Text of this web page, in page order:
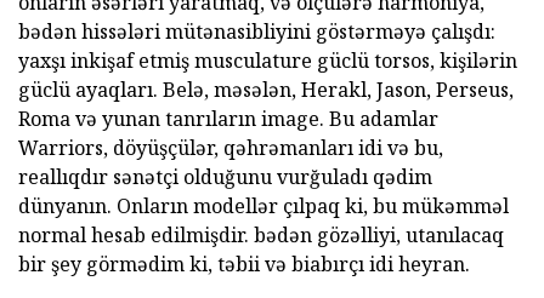
bədən hissələri mütənasibliyini göstərməyə çalışdı:
yaxşı inkişaf etmiş musculature güclü torsos, kişilərin
güclü ayaqları. Belə, məsələn, Herakl, Jason, Perseus,
Roma və yunan tanrıların image. Bu adamlar
Warriors, döyüşçülər, qəhrəmanları idi və bu,
reallıqdır sənətçi olduğunu vurğuladı qədim
dünyanın. Onların modellər çılpaq ki, bu mükəmməl
normal hesab edilmişdir. bədən gözəlliyi, utanılacaq
bir şey görmədim ki, təbii və biabırçı idi heyran.